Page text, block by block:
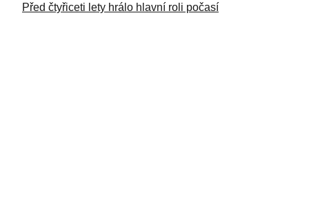
Před čtyřiceti lety hrálo hlavní roli počasí